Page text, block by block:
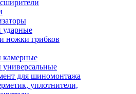
ударные
ножки грибков
камерные
универсальные
для шиномонтажа
уплотнители,